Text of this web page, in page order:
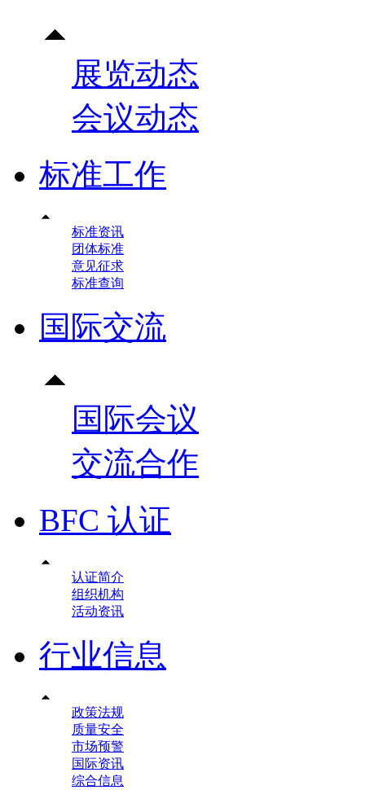

展览动态
会议动态
标准工作

标准资讯
团体标准
意见征求
标准查询
国际交流

国际会议
交流合作
BFC 认证

认证简介
组织机构
活动资讯
行业信息

政策法规
质量安全
市场预警
国际资讯
综合信息